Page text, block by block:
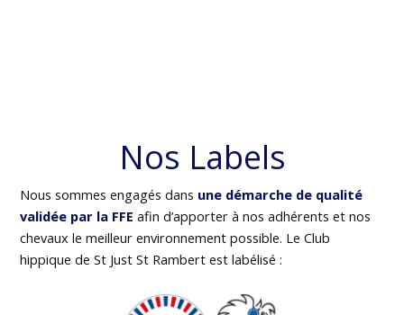
Nos Labels
Nous sommes engagés dans une démarche de qualité
validée par la FFE afin d’apporter à nos adhérents et nos
chevaux le meilleur environnement possible. Le Club
hippique de St Just St Rambert est labélisé :